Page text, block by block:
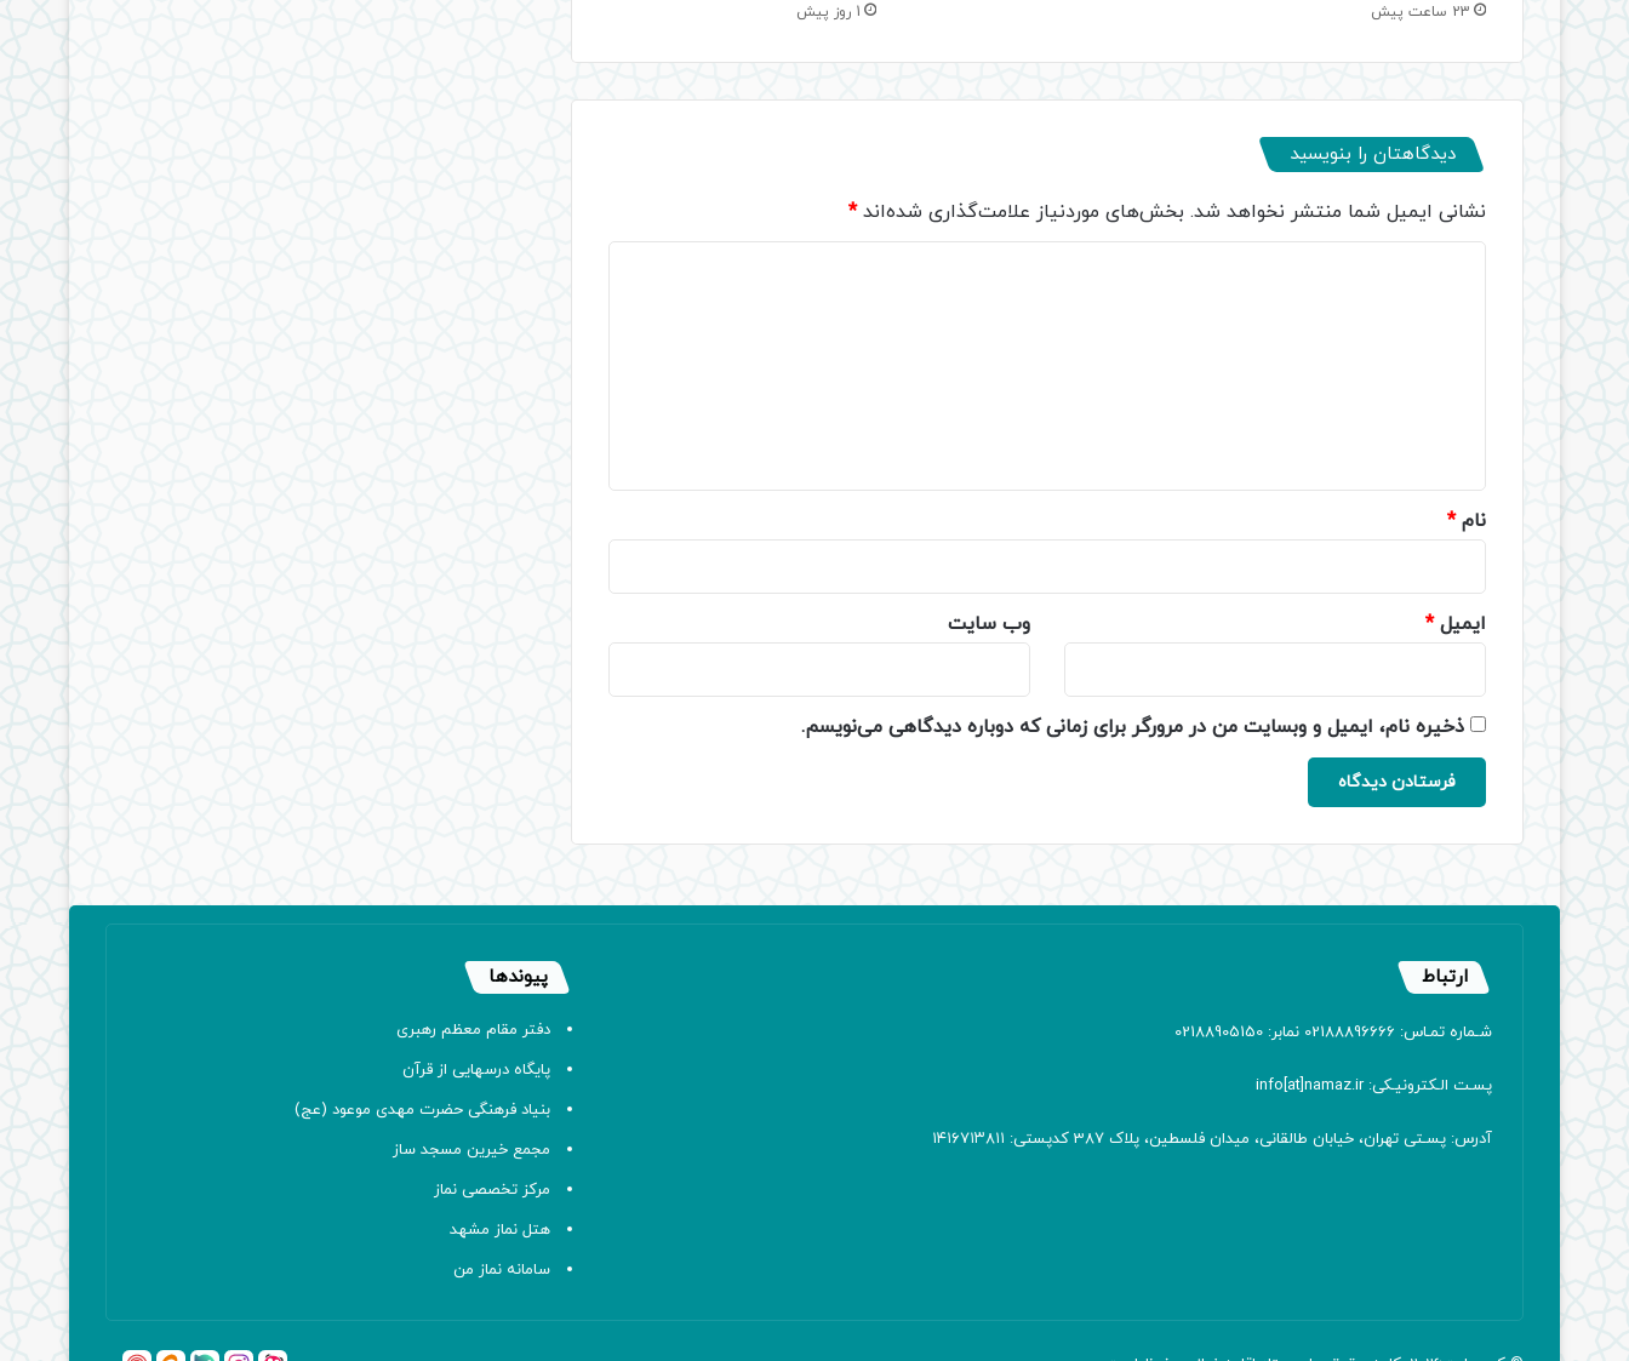
23 ساعت پیش 1 روز پیش
دیدگاهتان را بنویسید
نشانی ایمیل شما منتشر نخواهد شد. بخش‌های موردنیاز علامت‌گذاری شده‌اند*
نام*
ایمیل* وب‌ سایت
ذخیره نام، ایمیل و وبسایت من در مرورگر برای زمانی که دوباره دیدگاهی می‌نویسم.
ارتباط
شـماره تمـاس: 02188896666 نمابر: 02188905150
پسـت الـکترونیـکی: info[at]namaz.ir
آدرس: پسـتی تهران، خیابان طالقانی، میدان فلسطین، پلاک 387 کدپستی: ۱۴۱۶۷۱۳۸۱۱
پیوندها
دفتر مقام معظم رهبری
پایگاه درسهایی از قرآن
بنیاد فرهنگی حضرت مهدی موعود (عج)
مجمع خیرین مسجد ساز
مرکز تخصصی نماز
هتل نماز مشهد
سامانه نماز من